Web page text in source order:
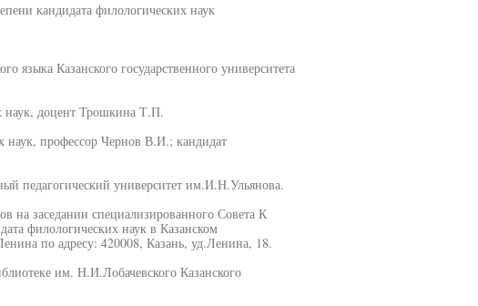
кандидата филологических наук
языка Казанского государственного университета
наук, доцент Трошкина Т.П.
профессор Чернов В.И.; кандидат
педагогический университет им.И.Н.Ульянова.
на заседании специализированного Совета К
филологических наук в Казанском
по адресу: 420008, Казань, уд.Ленина, 18.
им. Н.И.Лобачевского Казанского